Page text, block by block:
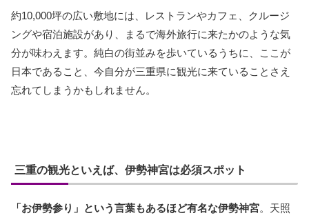
約10,000坪の広い敷地には、レストランやカフェ、クルージ
ングや宿泊施設があり、まるで海外旅行に来たかのような気
分が味わえます。純白の街並みを歩いているうちに、ここが
日本であること、今自分が三重県に観光に来ていることさえ
忘れてしまうかもしれません。
三重の観光といえば、伊勢神宮は必須スポット
「お伊勢参り」という言葉もあるほど有名な伊勢神宮。天照